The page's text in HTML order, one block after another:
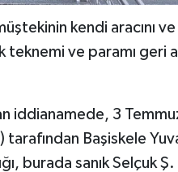
kendi aracını ve
teknemi ve paramı geri
iddianamede, 3
Başiskele
burada sanık Selçuk